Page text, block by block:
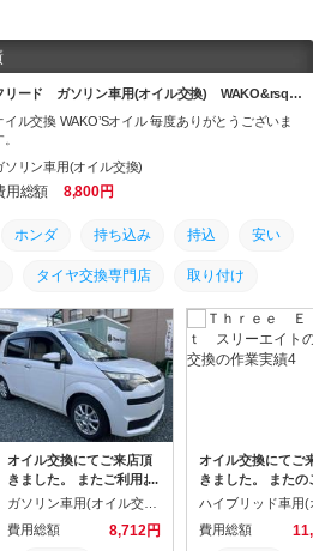
リード ガソリン車用(オイル交換) WAKO&rsq…
換 WAKO’Sオイル 毎度ありがとうございま
ソリン車用(オイル交換)
用総額 8,800円
ホンダ 持ち込み 持込 安い
タイヤ交換専門店 取り付け
ワコーズ WAKO’S オイル
オイル交換にてご来店頂
きました。 またご利用お
待ちしております。
費用総額
8,712円
オイル交換にてご来
きました。 またのご
お待ちしております
費用総額